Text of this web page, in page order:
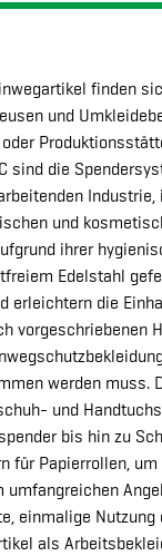
finden
und
sind die
Industrie,
und
ihrer
Edelstahl
erleichtern die
vorgeschriebenen
werden muss.
und
bis hin zu
für Papierrollen,
umfangreichen
einmalige Nutzung
als